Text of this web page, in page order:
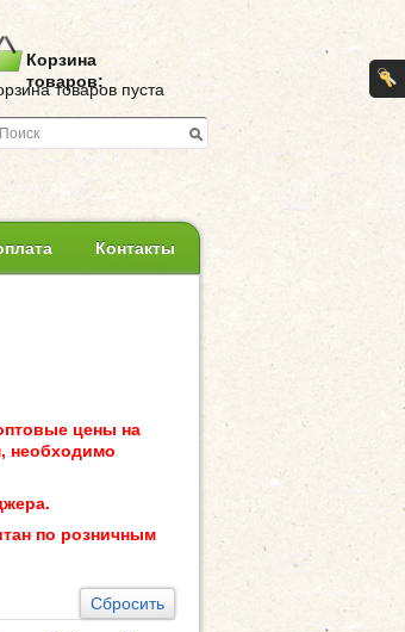
Корзина
товаров:
товаров пуста
Контакты
цены на
необходимо
по розничным
Сбросить